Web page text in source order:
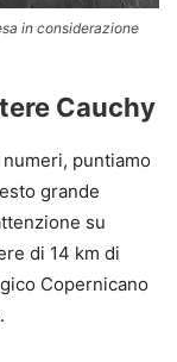
in considerazione
Cauchy
puntiamo
grande
su
di 14 km di
Copernicano